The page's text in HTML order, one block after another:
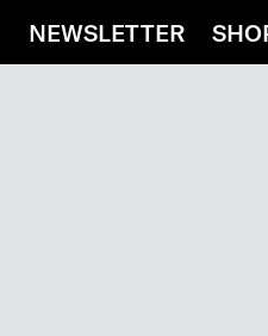
SucheNEWSLETTER